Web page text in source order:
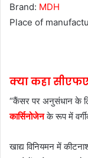
Brand: MDH
Place of
क्या कहा
“कैंसर पर अनुसंधान के
कार्सिनोजेन के रूप में
खाद्य विनियमन में